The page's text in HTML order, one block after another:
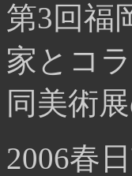
第3回福
家とコ
同美術
2006春